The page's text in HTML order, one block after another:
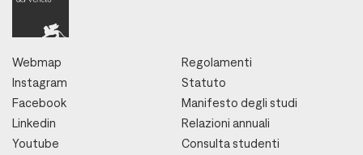
Webmap
Instagram
Facebook
Linkedin
Youtube
Regolamenti
Statuto
Manifesto degli studi
Relazioni annuali
Consulta studenti